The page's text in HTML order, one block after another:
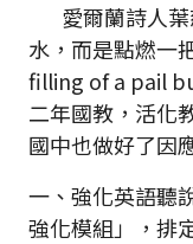
愛爾蘭詩人葉
水，而是點燃一
filling of a pail
二年國教，活化
國中也做好了因
一、 強化英語聽
強化模組」，排